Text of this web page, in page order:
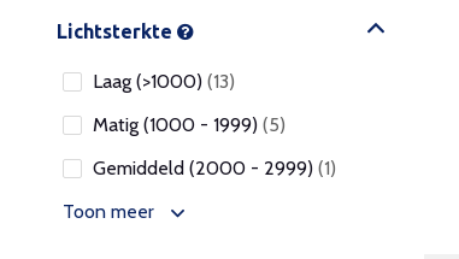
Lichtsterkte
Laag (>1000) (13)
Matig (1000 - 1999) (5)
Gemiddeld (2000 - 2999) (1)
Toon meer